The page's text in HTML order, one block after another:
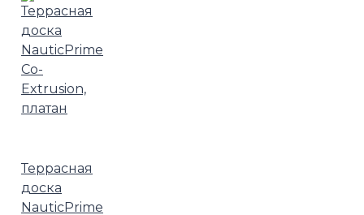
Террасная
доска
NauticPrime